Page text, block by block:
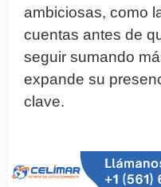
ambiciosas, como
cuentas antes de
seguir sumando
expande su
clave.